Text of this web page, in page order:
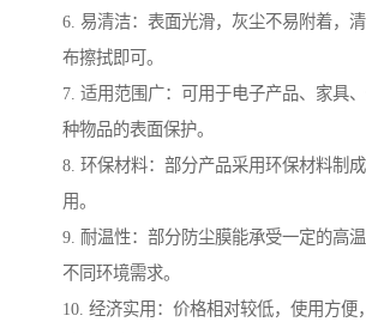
6. 易清洁：表面光滑，灰尘不易附着，
布擦拭即可。
7. 适用范围广：可用于电子产品、家具
种物品的表面保护。
8. 环保材料：部分产品采用环保材料制
用。
9. 耐温性：部分防尘膜能承受一定的高
不同环境需求。
10. 经济实用：价格相对较低，使用方便